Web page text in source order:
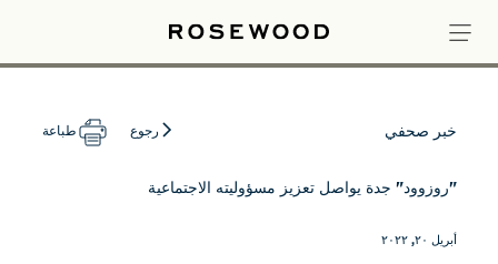
خبر صحفي رجوع طباعة
"روزوود" جدة يواصل تعزيز مسؤوليته الاجتماعية
أبريل ٢٠, ٢٠٢٢